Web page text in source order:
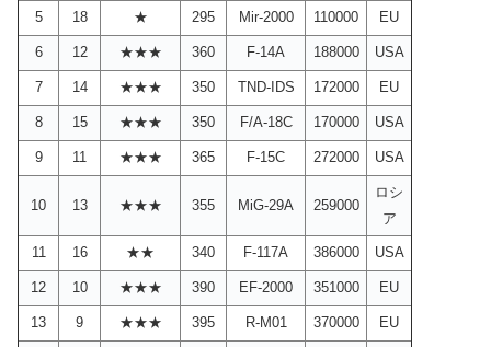
5 18 ★ 295 Mir-2000 110000 EU
6 12 ★★★ 360 F-14A 188000 USA
7 14 ★★★ 350 TND-IDS 172000 EU
8 15 ★★★ 350 F/A-18C 170000 USA
9 11 ★★★ 365 F-15C 272000 USA
10 13 ★★★ 355 MiG-29A 259000
ロシ
ア
11 16 ★★ 340 F-117A 386000 USA
12 10 ★★★ 390 EF-2000 351000 EU
13 9 ★★★ 395 R-M01 370000 EU